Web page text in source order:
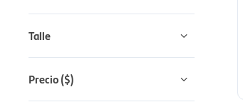
Talle
Precio($)